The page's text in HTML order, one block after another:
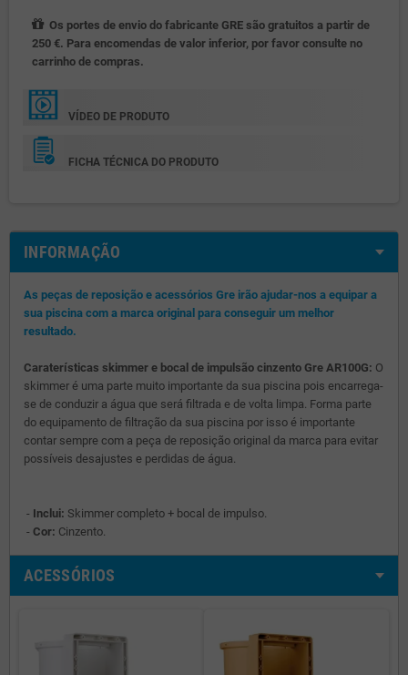
Os portes de envio do fabricante GRE são gratuitos a partir de
250 €. Para encomendas de valor inferior, por favor consulte no
carrinho de compras.
VÍDEO DE PRODUTO
FICHA TÉCNICA DO PRODUTO
INFORMAÇÃO
As peças de reposição e acessórios Gre irão ajudar-nos a equipar a
sua piscina com a marca original para conseguir um melhor
resultado.
Caraterísticas skimmer e bocal de impulsão cinzento Gre AR100G: O
skimmer é uma parte muito importante da sua piscina pois encarrega-
se de conduzir a água que será filtrada e de volta limpa. Forma parte
do equipamento de filtração da sua piscina por isso é importante
contar sempre com a peça de reposição original da marca para evitar
possíveis desajustes e perdidas de água.
- Inclui: Skimmer completo + bocal de impulso.
- Cor: Cinzento.
ACESSÓRIOS